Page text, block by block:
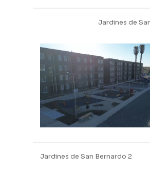
Jardines de
Jardines de San Bernardo 2